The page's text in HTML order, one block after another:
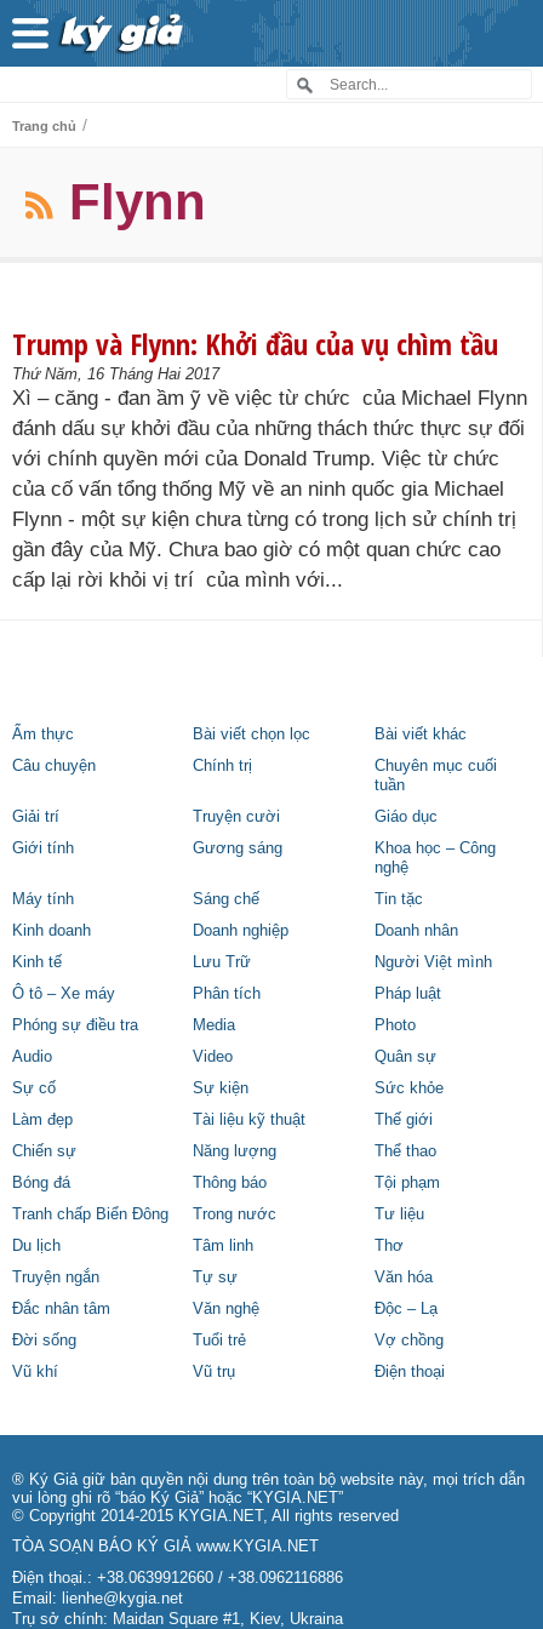
Trang chủ /
Flynn
Trump và Flynn: Khởi đầu của vụ chìm tầu
Thứ Năm, 16 Tháng Hai 2017
Xì – căng - đan ầm ỹ về việc từ chức của Michael Flynn
đánh dấu sự khởi đầu của những thách thức thực sự đối
với chính quyền mới của Donald Trump. Việc từ chức
của cố vấn tổng thống Mỹ về an ninh quốc gia Michael
Flynn - một sự kiện chưa từng có trong lịch sử chính trị
gần đây của Mỹ. Chưa bao giờ có một quan chức cao
cấp lại rời khỏi vị trí của mình với...
Ẩm thực Bài viết chọn lọc
Bài viết khác
Câu chuyện
Chính trị
Chuyên mục cuối
tuần
Giải trí
Truyện cười
Giáo dục
Giới tính
Gương sáng
Khoa học – Công
nghệ
Máy tính
Sáng chế
Tin tặc
Kinh doanh
Doanh nghiệp
Doanh nhân
Kinh tế
Lưu Trữ
Người Việt mình
Ô tô – Xe máy
Phân tích
Pháp luật
Phóng sự điều tra
Media
Photo
Audio
Video
Quân sự
Sự cố
Sự kiện
Sức khỏe
Làm đẹp
Tài liệu kỹ thuật
Thế giới
Chiến sự
Năng lượng
Thể thao
Bóng đá
Thông báo
Tội phạm
Tranh chấp Biển Đông
Trong nước
Tư liệu
Du lịch
Tâm linh
Thơ
Truyện ngắn
Tự sự
Văn hóa
Đắc nhân tâm
Văn nghệ
Độc – Lạ
Đời sống
Tuổi trẻ
Vợ chồng
Vũ khí
Vũ trụ Điện thoại
® Ký Giả giữ bản quyền nội dung trên toàn bộ website này, mọi trích dẫn
vui lòng ghi rõ “báo Ký Giả” hoặc “KYGIA.NET”
© Copyright 2014-2015 KYGIA.NET, All rights reserved
TÒA SOẠN BÁO KÝ GIẢ www.KYGIA.NET
Điện thoại.: +38.0639912660 / +38.0962116886
Email: lienhe@kygia.net
Trụ sở chính: Maidan Square #1, Kiev, Ukraina